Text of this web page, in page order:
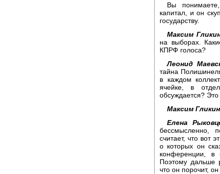
Вы
капитал, и он
государству.
Максим
на выборах.
КПРФ голоса?
Леонид
тайна
в каждом
ячейке, в
обсуждается?
Максим
Елена
бессмысленно,
считает, что вот
о которых он
конференции, в
Поэтому дальше
что он порочит,